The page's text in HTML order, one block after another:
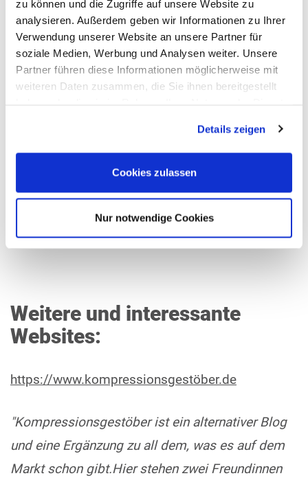
zu können und die Zugriffe auf unsere Website zu
analysieren. Außerdem geben wir Informationen zu Ihrer
Verwendung unserer Website an unsere Partner für
soziale Medien, Werbung und Analysen weiter. Unsere
Partner führen diese Informationen möglicherweise mit
weiteren Daten zusammen, die Sie ihnen bereitgestellt
Details zeigen
Cookies zulassen
Nur notwendige Cookies
(Geben Sie bitte hier Ihre Ausgangsadresse ein,
z.B. "München, Sonnenstr. 7")
Weitere und interessante
Websites:
https://www.kompressionsgestöber.de
"Kompressionsgestöber ist ein alternativer Blog
und eine Ergänzung zu all dem, was es auf dem
Markt schon gibt.Hier stehen zwei Freundinnen